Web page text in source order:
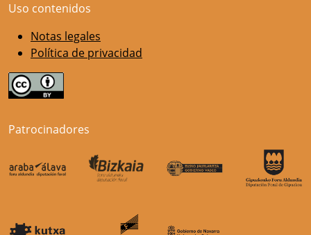
Uso contenidos
Notas legales
Política de privacidad
Patrocinadores